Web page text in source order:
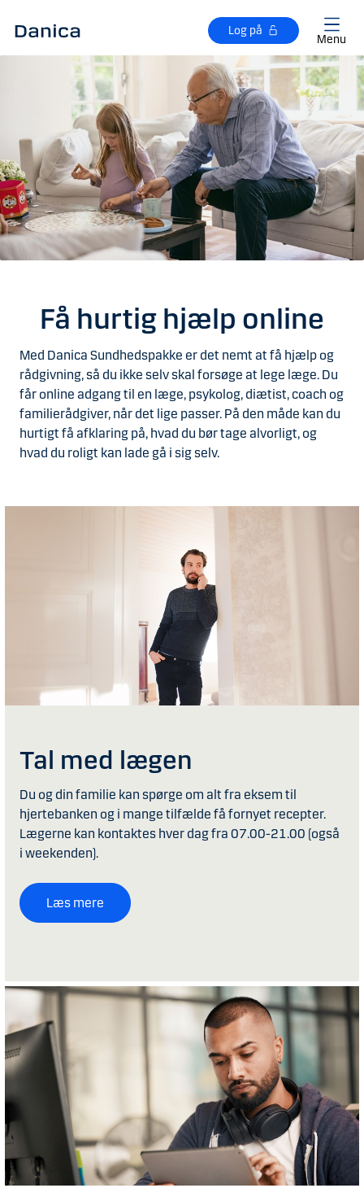
Log på
Menu
Få hurtig hjælp online
Med Danica Sundhedspakke er det nemt at få hjælp og
rådgivning, så du ikke selv skal forsøge at lege læge. Du
får online adgang til en læge, psykolog, diætist, coach og
familierådgiver, når det lige passer. På den måde kan du
hurtigt få afklaring på, hvad du bør tage alvorligt, og
hvad du roligt kan lade gå i sig selv.
Tal med lægen
Du og din familie kan spørge om alt fra eksem til
hjertebanken og i mange tilfælde få fornyet recepter.
Lægerne kan kontaktes hver dag fra 07.00-21.00 (også
i weekenden).
Læs mere